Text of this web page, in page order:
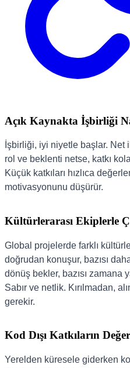
Açık Kaynakta İşbirliği
İşbirliği, iyi niyetle başlar.
rol ve beklenti netse, katkı
Küçük katkıları hızlıca
motivasyonunu düşürür.
Kültürlerarası Ekiplerle
Global projelerde farklı
doğrudan konuşur, bazısı
dönüş bekler, bazısı zamana
Sabır ve netlik. Kırılmadan,
gerekir.
Kod Dışı Katkıların
Yerelden küresele giderken